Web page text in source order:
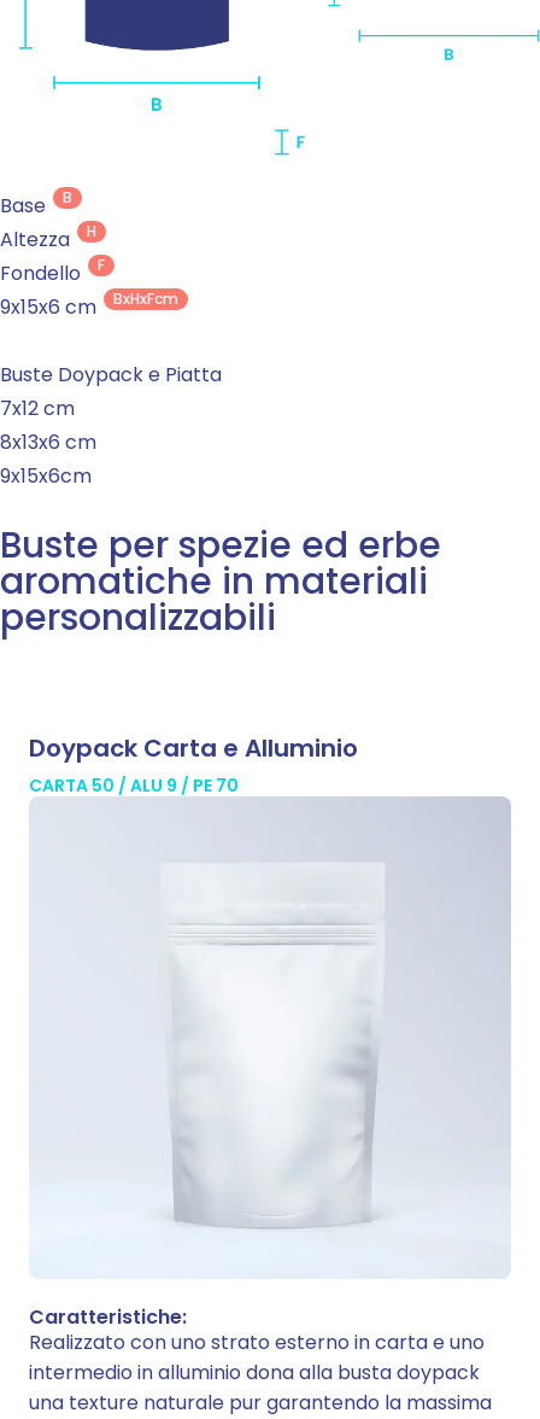
Base B
Altezza H
Fondello F
9x15x6 cm BxHxFcm
Buste Doypack e Piatta
7x12 cm
8x13x6 cm
9x15x6cm
Buste per spezie ed erbe
aromatiche in materiali
personalizzabili
Doypack Carta e Alluminio
CARTA 50 / ALU 9 / PE 70
Caratteristiche:
Realizzato con uno strato esterno in carta e uno
intermedio in alluminio dona alla busta doypack
una texture naturale pur garantendo la massima